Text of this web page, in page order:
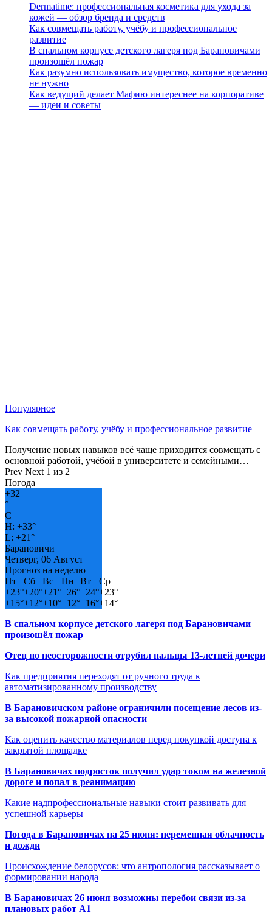
Dermatime: профессиональная косметика для ухода за
кожей — обзор бренда и средств
Как совмещать работу, учёбу и профессиональное
развитие
В спальном корпусе детского лагеря под Барановичами
произошёл пожар
Как разумно использовать имущество, которое временно
не нужно
Как ведущий делает Мафию интереснее на корпоративе
— идеи и советы
Популярное
Как совмещать работу, учёбу и профессиональное развитие
Получение новых навыков всё чаще приходится совмещать с
основной работой, учёбой в университете и семейными…
Prev Next 1 из 2
Погода
+32
°
C
H: +33°
L: +21°
Барановичи
Четверг, 06 Август
Прогноз на неделю
Пт
Сб Вс Пн Вт
Ср
+23°+20°+21°+26°+24°+23°
+15°+12°+10°+12°+16°+14°
В спальном корпусе детского лагеря под Барановичами
произошёл пожар
Отец по неосторожности отрубил пальцы 13-летней дочери
Как предприятия переходят от ручного труда к
автоматизированному производству
В Барановичском районе ограничили посещение лесов из-
за высокой пожарной опасности
Как оценить качество материалов перед покупкой доступа к
закрытой площадке
В Барановичах подросток получил удар током на железной
дороге и попал в реанимацию
Какие надпрофессиональные навыки стоит развивать для
успешной карьеры
Погода в Барановичах на 25 июня: переменная облачность
и дожди
Происхождение белорусов: что антропология рассказывает о
формировании народа
В Барановичах 26 июня возможны перебои связи из-за
плановых работ A1